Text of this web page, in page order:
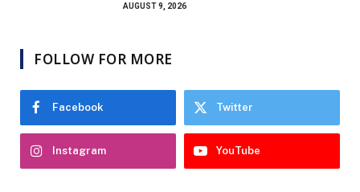
AUGUST 9, 2026
FOLLOW FOR MORE
Facebook Twitter
Instagram YouTube